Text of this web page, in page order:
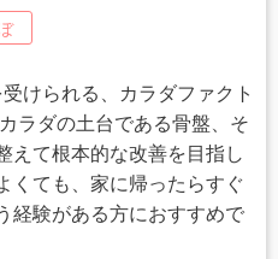
けられる、カラダファクト
ラダの土台である骨盤、そ
えて根本的な改善を目指し
くても、家に帰ったらすぐ
経験がある方におすすめで